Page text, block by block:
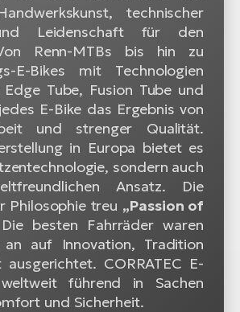
technischer
Leidenschaft für den
Renn-MTBs bis hin zu
E-Bikes mit Technologien
Tube, Fusion Tube und
E-Bike das Ergebnis von
und strenger Qualität.
in Europa bietet es
sondern auch
Ansatz. Die
Philosophie treu „Passion of
besten Fahrräder waren
auf Innovation, Tradition
CORRATEC E-
führend in Sachen
und Sicherheit.